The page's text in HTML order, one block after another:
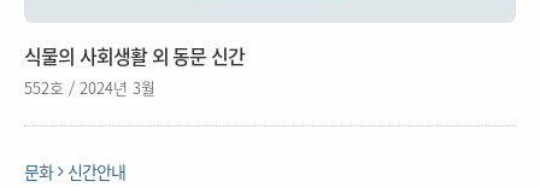
식물의 사회생활 외 동문 신간
552호 / 2024년 3월
문화 신간안내